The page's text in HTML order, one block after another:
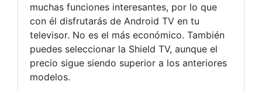
muchas funciones interesantes, por lo que
con él disfrutarás de Android TV en tu
televisor. No es el más económico. También
puedes seleccionar la Shield TV, aunque el
precio sigue siendo superior a los anteriores
modelos.